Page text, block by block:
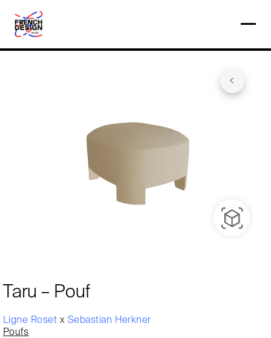
Taru – Pouf
Ligne Roset x Sebastian Herkner
Poufs